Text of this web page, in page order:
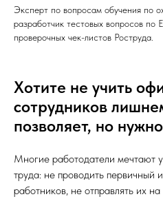
Эксперт по вопросам обучения по
разработчик тестовых вопросов
проверочных чек-листов Роструда.
Хотите не учить
сотрудников
позволяет, но
Многие работодатели мечтают
труда: не проводить первичный
работников, не отправлять их